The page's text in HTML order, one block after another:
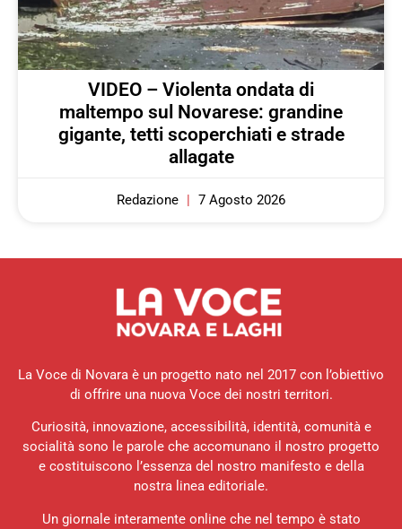
VIDEO – Violenta ondata di
maltempo sul Novarese: grandine
gigante, tetti scoperchiati e strade
allagate
Redazione 7 Agosto 2026
La Voce di Novara è un progetto nato nel 2017 con l’obiettivo
di offrire una nuova Voce dei nostri territori.
Curiosità, innovazione, accessibilità, identità, comunità e
socialità sono le parole che accomunano il nostro progetto
e costituiscono l’essenza del nostro manifesto e della
nostra linea editoriale.
Un giornale interamente online che nel tempo è stato